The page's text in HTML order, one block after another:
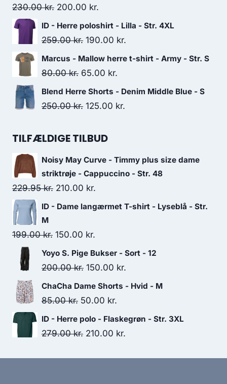
199.95 kr..160.00 kr..
230.00kr. Original
price
was:
200.00 kr.
price
is:
ID - Herre poloshirt - Lilla - Str. 4XL
259.00kr. Original
price
was:
190.00 kr.
price
Marcus - Mallow herre t-shirt - Army - Str. S
80.00kr. Original
price
was:
65.00 kr.
price
is:
Blend Herre Shorts - Denim Middle Blue - S
250.00kr. Original
was:
125.00 kr.
TILFÆLDIGE TILBUD
Noisy May Curve - Timmy plus size dame
striktrøje - Cappuccino - Str. 48
229.95kr. Original
price
229.95 kr..
210.00 kr.
price
ID - Dame langærmet T-shirt - Lyseblå - Str.
M
199.00kr. Original
price
was:
150.00 kr.
price
is:
Yoyo S. Pige Bukser - Sort - 12
200.00kr. Original
price
was:
150.00 kr.
price
ChaCha Dame Shorts - Hvid - M
85.00kr. Original
price
was:
50.00 kr.
price
is:
ID - Herre polo - Flaskegrøn - Str. 3XL
279.00kr. Original
210.00 kr.